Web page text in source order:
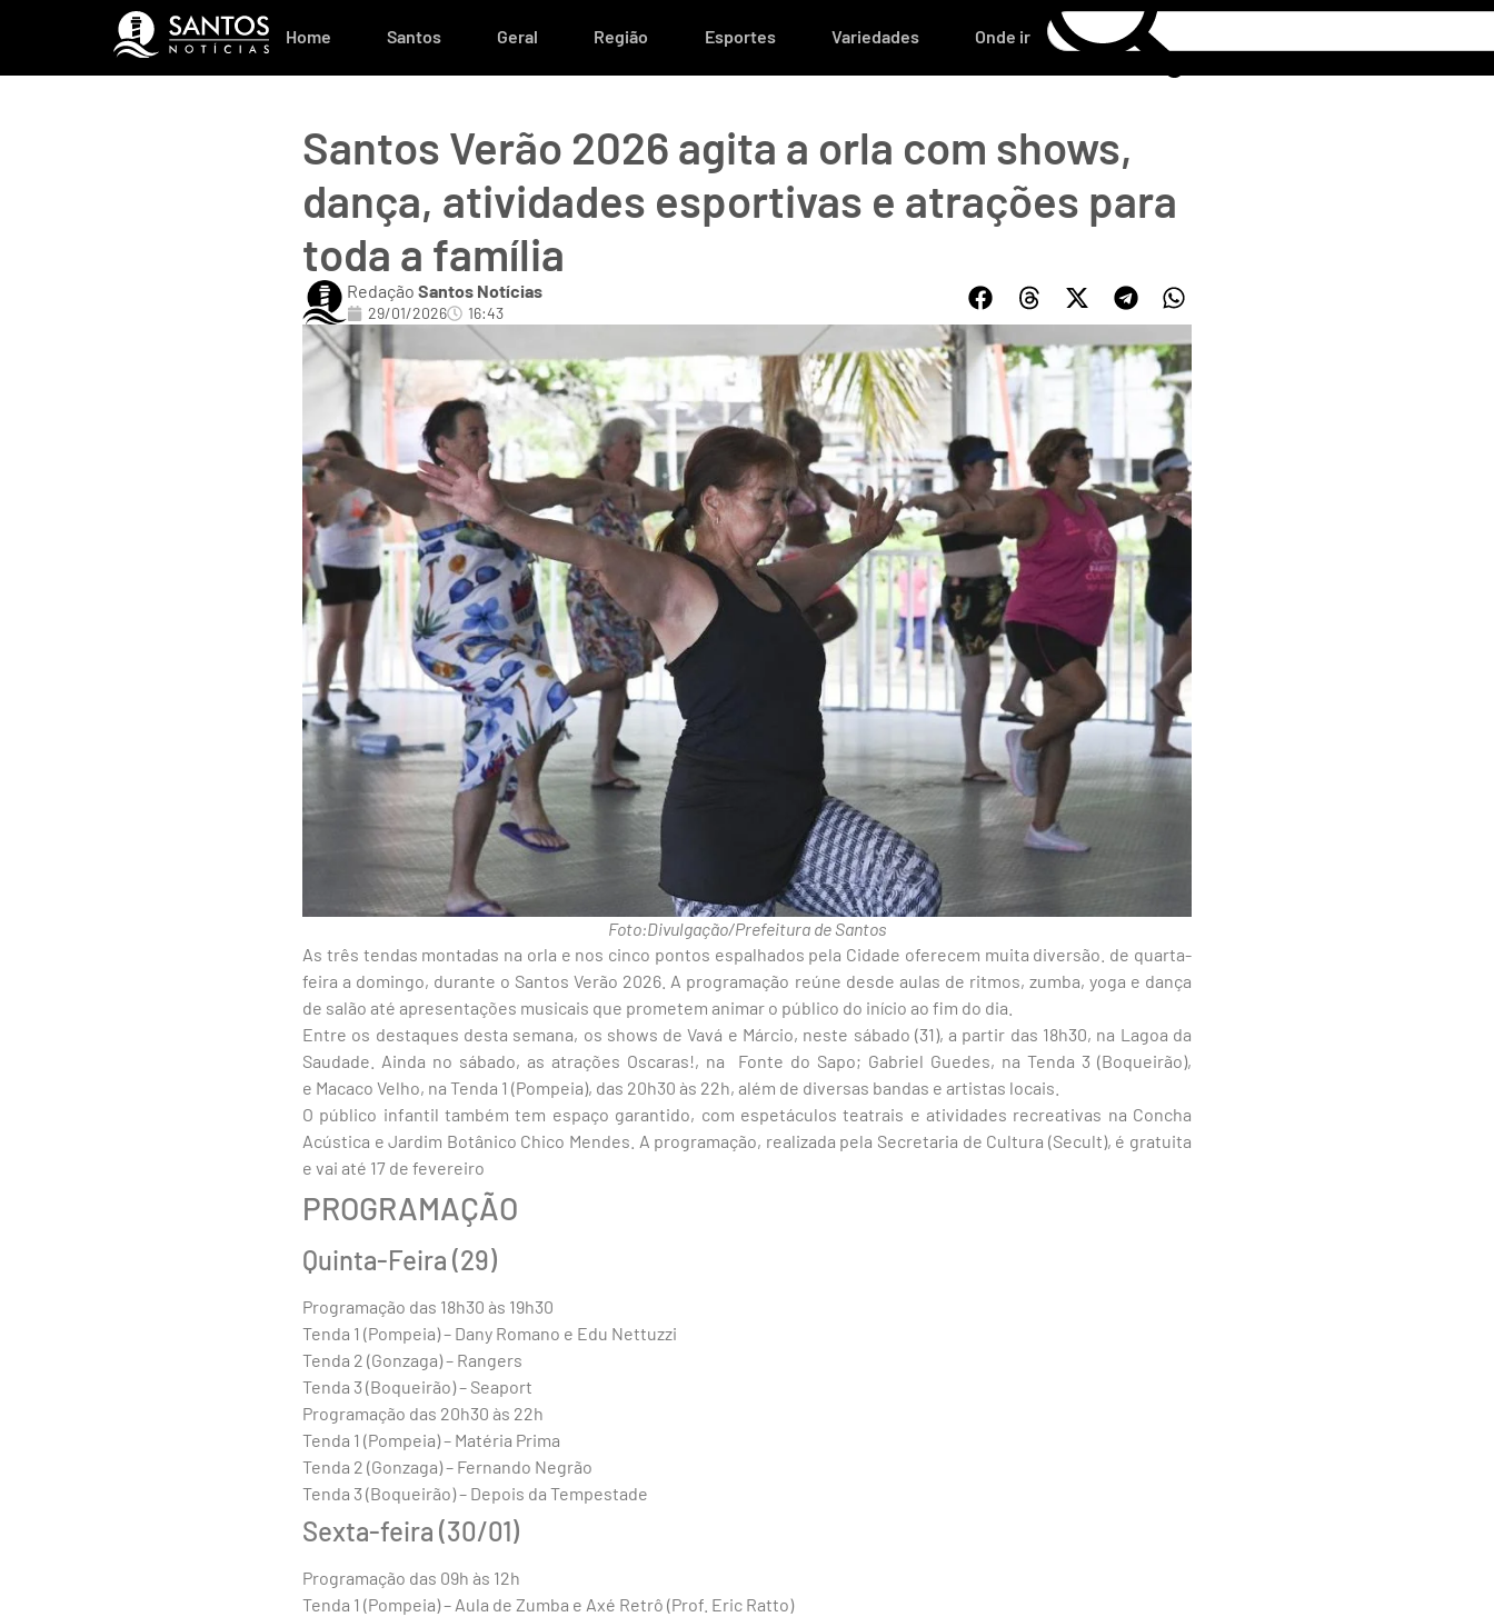
Home Santos Geral Região Esportes Variedades Onde ir
Santos Verão 2026 agita a orla com shows,
dança, atividades esportivas e atrações para
toda a família
Redação Santos Notícias
29/01/2026 16:43
Foto:Divulgação/Prefeitura de Santos
As três tendas montadas na orla e nos cinco pontos espalhados pela Cidade oferecem muita diversão. de quarta-
feira a domingo, durante o Santos Verão 2026. A programação reúne desde aulas de ritmos, zumba, yoga e dança
de salão até apresentações musicais que prometem animar o público do início ao fim do dia.
Entre os destaques desta semana, os shows de Vavá e Márcio, neste sábado (31), a partir das 18h30, na Lagoa da
Saudade. Ainda no sábado, as atrações Oscaras!, na Fonte do Sapo; Gabriel Guedes, na Tenda 3 (Boqueirão),
e Macaco Velho, na Tenda 1 (Pompeia), das 20h30 às 22h, além de diversas bandas e artistas locais.
O público infantil também tem espaço garantido, com espetáculos teatrais e atividades recreativas na Concha
Acústica e Jardim Botânico Chico Mendes. A programação, realizada pela Secretaria de Cultura (Secult), é gratuita
e vai até 17 de fevereiro
PROGRAMAÇÃO
Quinta-Feira (29)
Programação das 18h30 às 19h30
Tenda 1 (Pompeia) – Dany Romano e Edu Nettuzzi
Tenda 2 (Gonzaga) – Rangers
Tenda 3 (Boqueirão) – Seaport
Programação das 20h30 às 22h
Tenda 1 (Pompeia) – Matéria Prima
Tenda 2 (Gonzaga) – Fernando Negrão
Tenda 3 (Boqueirão) – Depois da Tempestade
Sexta-feira (30/01)
Programação das 09h às 12h
Tenda 1 (Pompeia) – Aula de Zumba e Axé Retrô (Prof. Eric Ratto)